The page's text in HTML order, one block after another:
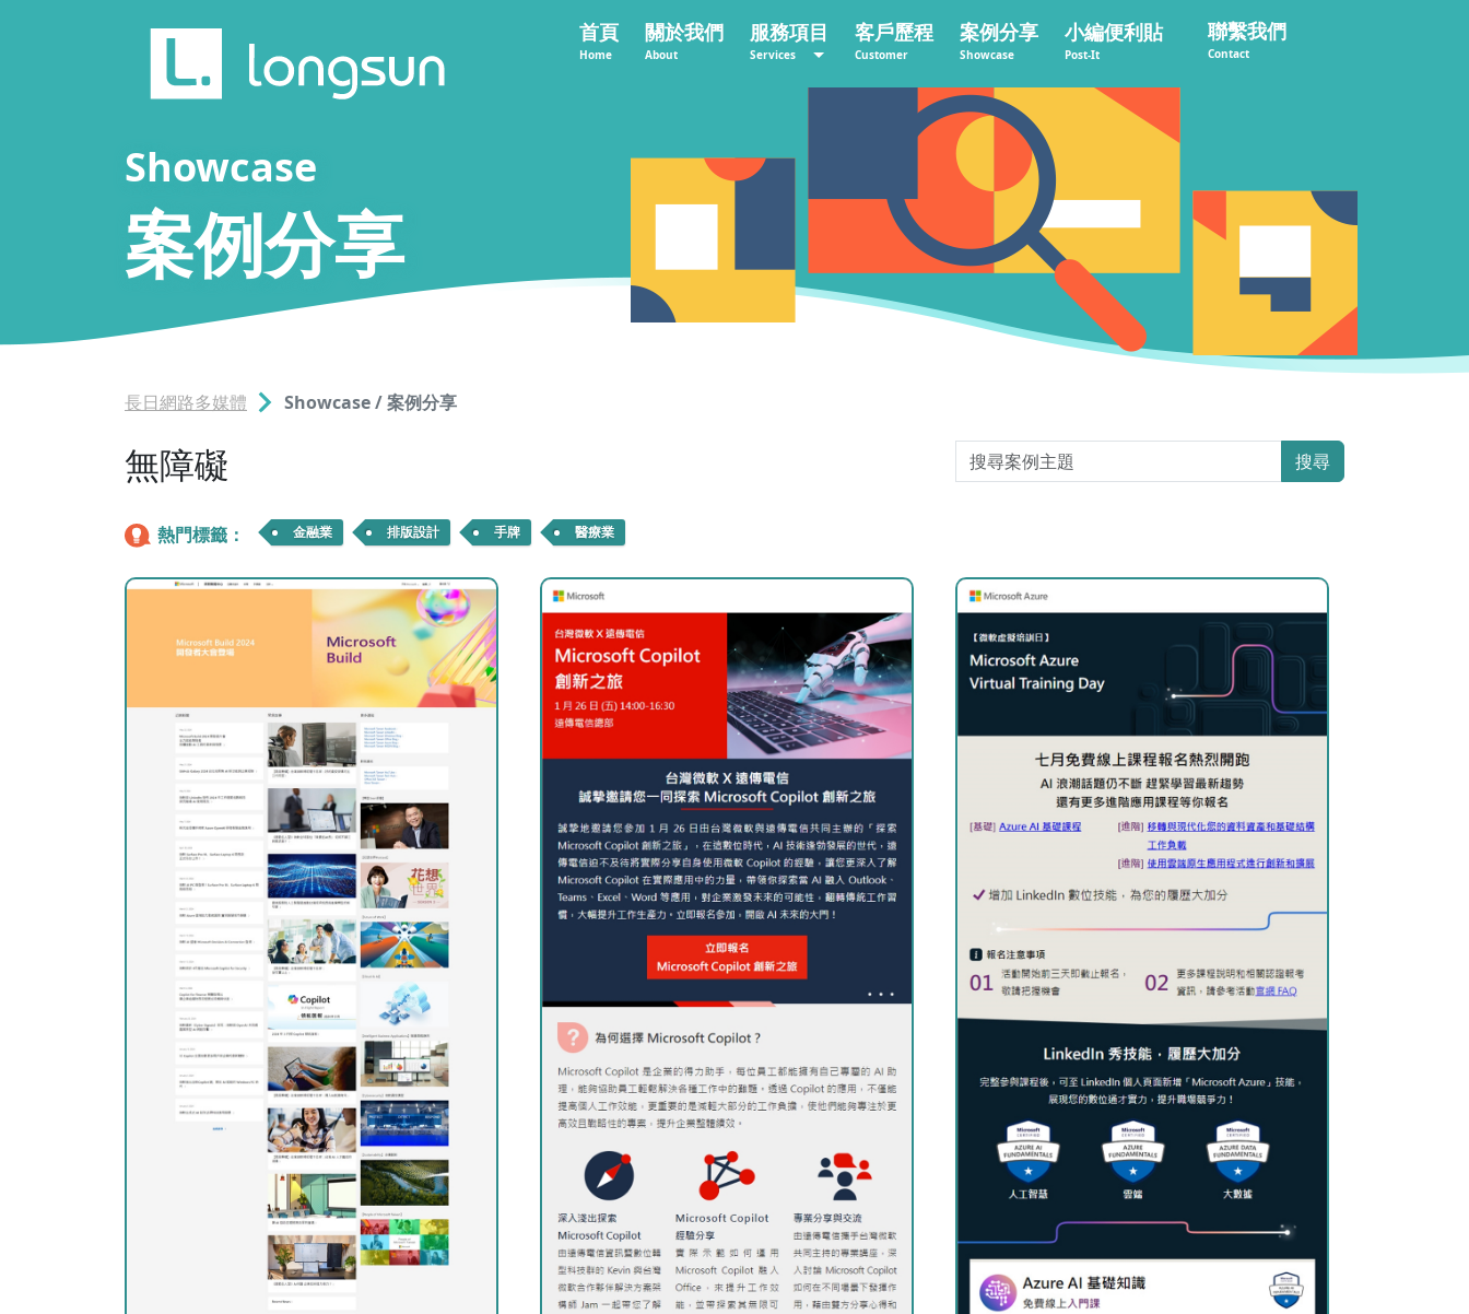
首頁
Home
關於我們
About
服務項目
Services
客戶歷程
Customer
案例分享
Showcase
小編便利貼
Post-It
聯繫我們
Contact
Showcase
案例分享
長日網路多媒體 Showcase / 案例分享
無障礙 搜尋
熱門標籤： 金融業 排版設計 手牌 醫療業